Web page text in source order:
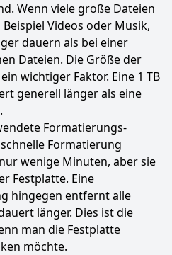
Wenn viele große Dateien
Videos oder Musik,
dauern als bei einer
Dateien. Die Größe der
wichtiger Faktor. Eine 1 TB
generell länger als eine
Formatierungs-
Formatierung
wenige Minuten, aber sie
Festplatte. Eine
hingegen entfernt alle
länger. Dies ist die
man die Festplatte
möchte.